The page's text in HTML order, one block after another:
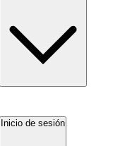
Inicio de sesión